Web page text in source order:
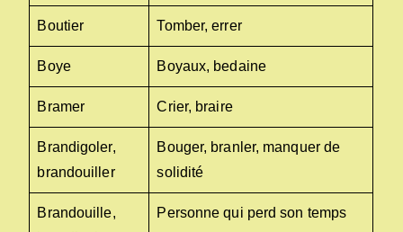
Boutier Tomber, errer
Boye Boyaux, bedaine
Bramer Crier, braire
Brandigoler,
brandouiller
Bouger, branler, manquer de
solidité
Brandouille,
Personne qui perd son temps